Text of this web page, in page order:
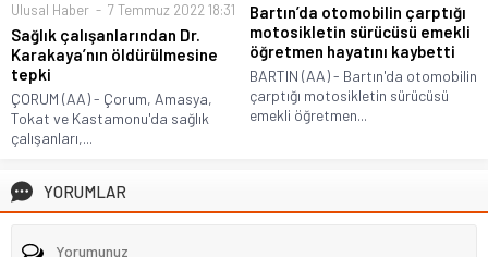
Ulusal Haber 7 Temmuz 2022 18:31
Sağlık çalışanlarından Dr.
Karakaya’nın öldürülmesine
tepki
ÇORUM (AA) - Çorum, Amasya,
Tokat ve Kastamonu'da sağlık
çalışanları,...
Bartın’da otomobilin çarptığı
motosikletin sürücüsü emekli
öğretmen hayatını kaybetti
BARTIN (AA) - Bartın'da otomobilin
çarptığı motosikletin sürücüsü
emekli öğretmen...
YORUMLAR